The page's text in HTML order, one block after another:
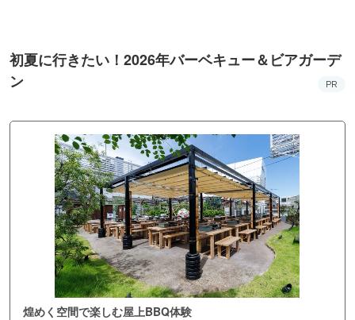
初夏に行きたい！2026年バーベキュー＆ビアガーデ
ン
PR
煌めく空間で楽しむ屋上BBQ体験